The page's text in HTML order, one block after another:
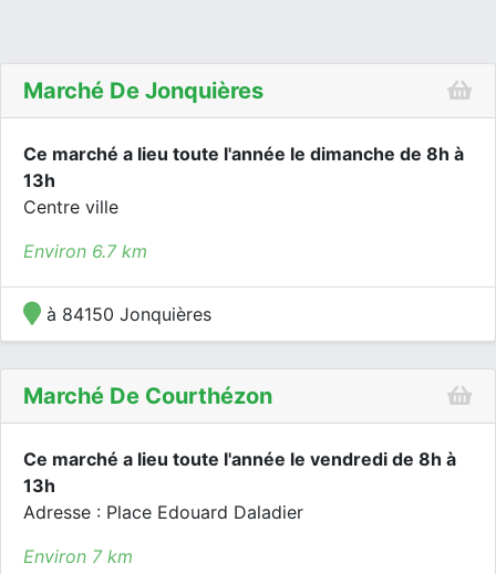
Marché De Jonquières
Ce marché a lieu toute l'année le dimanche de 8h à
13h
Centre ville
Environ 6.7 km
à 84150 Jonquières
Marché De Courthézon
Ce marché a lieu toute l'année le vendredi de 8h à
13h
Adresse : Place Edouard Daladier
Environ 7 km